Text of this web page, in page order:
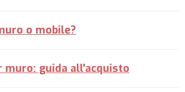
o mobile?
muro: guida all'acquisto